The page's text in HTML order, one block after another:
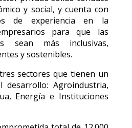
y social, y cuenta con
de experiencia en la
para que las
sean más inclusivas,
y sostenibles.
sectores que tienen un
Agroindustria,
Energía e Instituciones